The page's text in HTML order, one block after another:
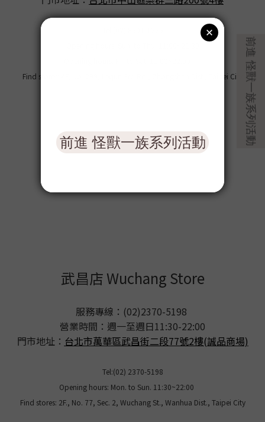
Find stores: 4F, No. 299, Lequn 3rd Rd., Zhongshan Dist., Taipei City
武昌店 Wuchang Store
服務專線：(02)2370-5198
營業時間：週一至週日11:30-22:00
門市地址： 台北市萬華區武昌街二段77號2樓(誠品商場)
Tel:(02) 2370-5198
Opening hours: Mon. to Sun. 11:30~22:00
Find stores: 2F., No. 77, Sec. 2, Wuchang St., Wanhua Dist., Taipei City